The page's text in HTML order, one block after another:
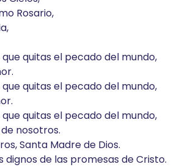
Rosario,
quitas el pecado del mundo,
quitas el pecado del mundo,
quitas el pecado del mundo,
nosotros.
Santa Madre de Dios.
dignos de las promesas de Cristo.